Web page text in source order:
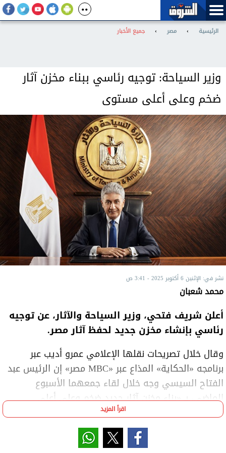
الرئيسية › مصر › جميع الأخبار
وزير السياحة: توجيه رئاسي ببناء مخزن آثار
ضخم وعلى أعلى مستوى
نشر في: الإثنين 6 أكتوبر 2025 - 3:41 ص
محمد شعبان
أعلن شريف فتحي، وزير السياحة والآثار، عن توجيه
رئاسي بإنشاء مخزن جديد لحفظ آثار مصر.
وقال خلال تصريحات نقلها الإعلامي عمرو أديب عبر
برنامجه «الحكاية» المذاع عبر «MBC مصر» إن الرئيس عبد
الفتاح السيسي وجه خلال لقاء جمعهما الأسبوع
الماضي، بـ «بناء مخزن آثار جديد ضخم وعلى أعلى
مستوى».
وأكد أن المخزن سيُقام في «منطقة مؤمنة وسيتم
اقرأ المزيد